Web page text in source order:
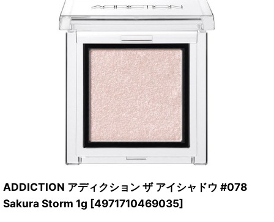
ADDICTION アディクション ザ アイシャドウ #078
Sakura Storm 1g [4971710469035]